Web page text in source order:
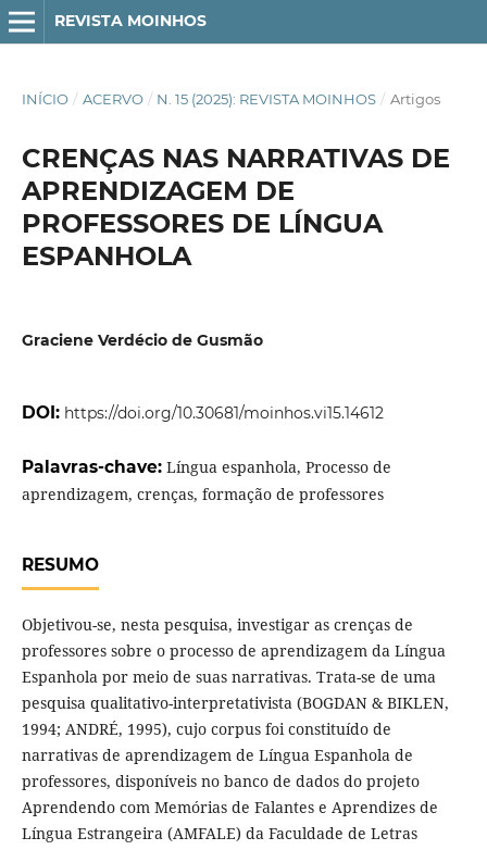
REVISTA MOINHOS
INÍCIO / ACERVO / N. 15 (2025): REVISTA MOINHOS / Artigos
CRENÇAS NAS NARRATIVAS DE
APRENDIZAGEM DE
PROFESSORES DE LÍNGUA
ESPANHOLA
Graciene Verdécio de Gusmão
DOI: https://doi.org/10.30681/moinhos.vi15.14612
Palavras-chave: Língua espanhola, Processo de
aprendizagem, crenças, formação de professores
RESUMO
Objetivou-se, nesta pesquisa, investigar as crenças de
professores sobre o processo de aprendizagem da Língua
Espanhola por meio de suas narrativas. Trata-se de uma
pesquisa qualitativo-interpretativista (BOGDAN & BIKLEN,
1994; ANDRÉ, 1995), cujo corpus foi constituído de
narrativas de aprendizagem de Língua Espanhola de
professores, disponíveis no banco de dados do projeto
Aprendendo com Memórias de Falantes e Aprendizes de
Língua Estrangeira (AMFALE) da Faculdade de Letras